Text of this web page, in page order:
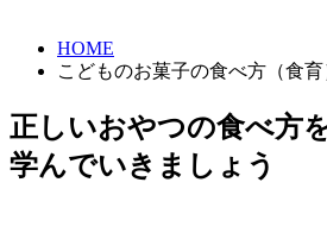
HOME
こどものお菓子の食べ方（食育
正しいおやつの食べ方
学んでいきましょう